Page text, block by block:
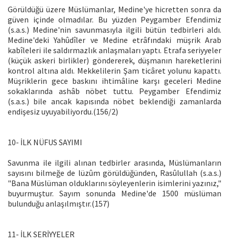
Görüldüğü üzere Müslümanlar, Medine'ye hicretten sonra da
güven içinde olmadılar. Bu yüzden Peygamber Efendimiz
(s.a.s.) Medine'nin savunmasıyla ilgili bütün tedbirleri aldı.
Medine'deki Yahûdîler ve Medine etrâfındaki müşrik Arab
kabîleleri ile saldırmazlık anlaşmaları yaptı. Etrafa seriyyeler
(küçük askeri birlikler) göndererek, düşmanın hareketlerini
kontrol altına aldı. Mekkelilerin Şam ticâret yolunu kapattı.
Müşriklerin gece baskını ihtimâline karşı geceleri Medine
sokaklarında ashâb nöbet tuttu. Peygamber Efendimiz
(s.a.s.) bile ancak kapısında nöbet beklendiği zamanlarda
endişesiz uyuyabiliyordu.(156/2)
10- İLK NÜFUS SAYIMI
Savunma ile ilgili alınan tedbirler arasında, Müslümanların
sayısını bilmeğe de lüzûm görüldüğünden, Rasûlullah (s.a.s.)
"Bana Müslüman olduklarını söyleyenlerin isimlerini yazınız,"
buyurmuştur. Sayım sonunda Medine'de 1500 müslüman
bulunduğu anlaşılmıştır.(157)
11- İLK SERİYYELER